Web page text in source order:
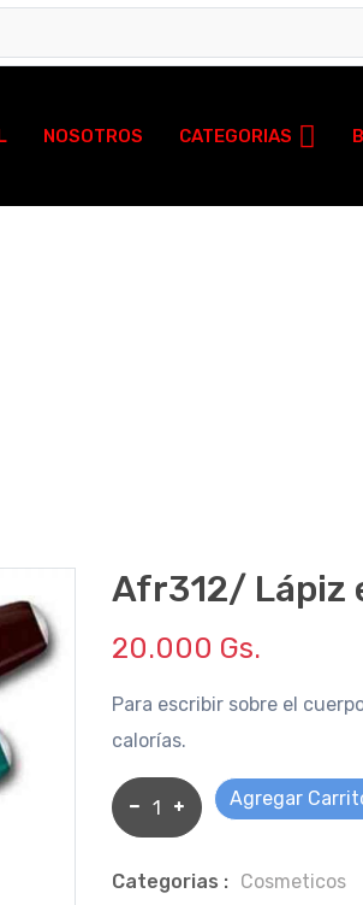
NOSOTROS CATEGORIAS
Afr312/ Lápiz
20.000 Gs.
Para escribir sobre el
calorías.
Agregar
Categorias :
Cosmeticos